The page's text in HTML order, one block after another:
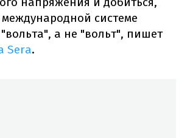
системе
а не "вольт", пишет
Sera.